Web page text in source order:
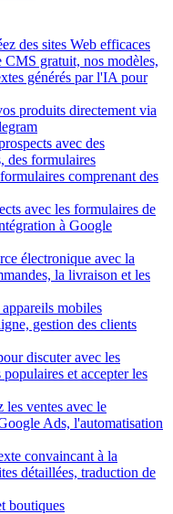
des sites Web efficaces
CMS gratuit, nos modèles,
générés par l'IA pour
produits directement via
avec des
des formulaires
comprenant des
avec les formulaires de
à Google
électronique avec la
la livraison et les
mobiles
gestion des clients
discuter avec les
et accepter les
les ventes avec le
Ads, l'automatisation
convaincant à la
détaillées, traduction de
boutiques